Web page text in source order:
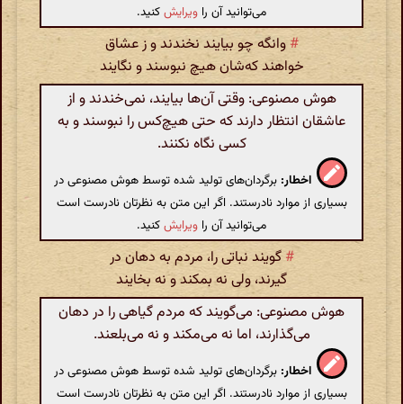
می‌توانید آن را ویرایشکنید.
# وانگه چو بیایند نخندند و ز عشاق
خواهند که‌شان هیچ‌ نبوسند و نگایند
هوش مصنوعی: وقتی آن‌ها بیایند، نمی‌خندند و از
عاشقان انتظار دارند که حتی هیچ‌کس را نبوسند و به
کسی نگاه نکنند.
اخطار: برگردان‌های تولید شده توسط هوش مصنوعی در
بسیاری از موارد نادرستند. اگر این متن به نظرتان نادرست است
می‌توانید آن را ویرایشکنید.
# گویند نباتی را، مردم به دهان در
گیرند، ولی نه بمکند و نه بخایند
هوش مصنوعی: می‌گویند که مردم گیاهی را در دهان
می‌گذارند، اما نه می‌مکند و نه می‌بلعند.
اخطار: برگردان‌های تولید شده توسط هوش مصنوعی در
بسیاری از موارد نادرستند. اگر این متن به نظرتان نادرست است